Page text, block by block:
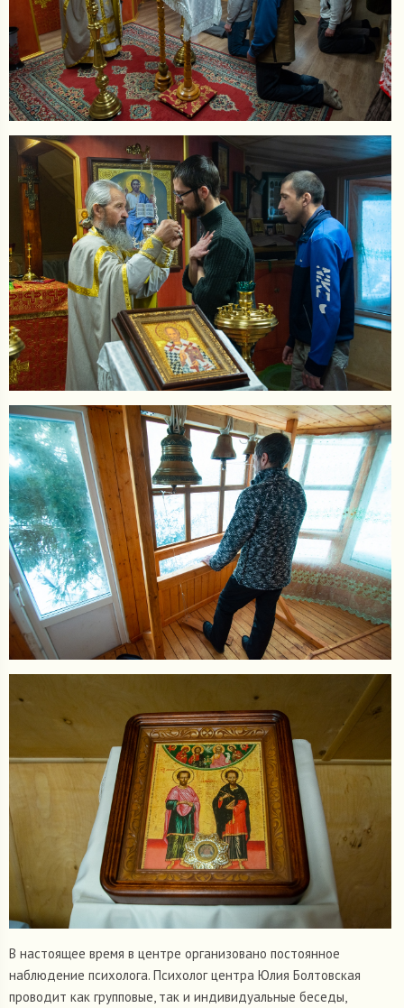
В настоящее время в центре организовано постоянное
наблюдение психолога. Психолог центра Юлия Болтовская
проводит как групповые, так и индивидуальные беседы,